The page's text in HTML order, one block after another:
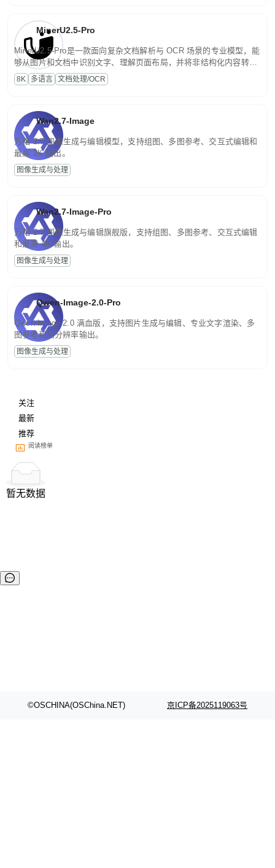
MinerU2.5-Pro
MinerU2.5-Pro是一款面向复杂文档解析与 OCR 场景的专业模型，能
够从图片和文档中识别文字、理解页面布局，并将非结构化内容转换
为便于存储、检索和二次处理的结构化结果。
8K 多语言 文档处理/OCR
Wan2.7-Image
万相 2.7 图像生成与编辑模型，支持组图、多图参考、交互式编辑和
最高 2K 输出。
图像生成与处理
Wan2.7-Image-Pro
万相 2.7 图像生成与编辑旗舰版，支持组图、多图参考、交互式编辑
和最高 4K 输出。
图像生成与处理
Qwen-Image-2.0-Pro
Qwen-Image-2.0 满血版，支持图片生成与编辑、专业文字渲染、多
图参考和高分辨率输出。
图像生成与处理
关注
最新
推荐
阅读榜单
暂无数据
©OSCHINA(OSChina.NET) 京ICP备2025119063号